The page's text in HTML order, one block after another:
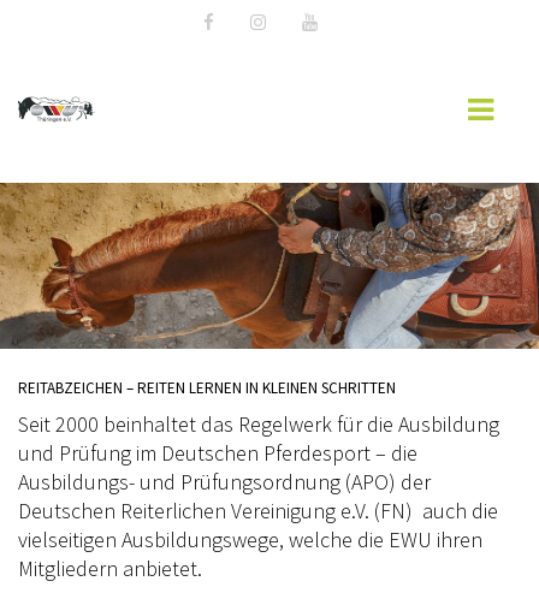
AKTUELLES
EWU BLOG
TERMINE
REGELBUCH & PATTERNBOOK
DOKUMENTE & ORDNUNGEN
WESTERNREITEN
EWU
REITABZEICHEN – REITEN LERNEN IN KLEINEN SCHRITTEN
Seit 2000 beinhaltet das Regelwerk für die Ausbildung
und Prüfung im Deutschen Pferdesport – die
Ausbildungs- und Prüfungsordnung (APO) der
Deutschen Reiterlichen Vereinigung e.V. (FN) auch die
vielseitigen Ausbildungswege, welche die EWU ihren
Mitgliedern anbietet.